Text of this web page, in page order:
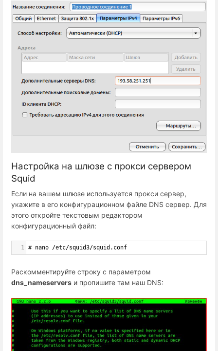
Настройка на шлюзе с прокси сервером
Squid
Если на вашем шлюзе используется прокси сервер,
укажите в его конфигурационном файле DNS сервер. Для
этого откройте текстовым редактором
конфигурационный файл:
1 # nano /etc/squid3/squid.conf
Раскомментируйте строку с параметром
dns_nameservers и пропишите там наш DNS: